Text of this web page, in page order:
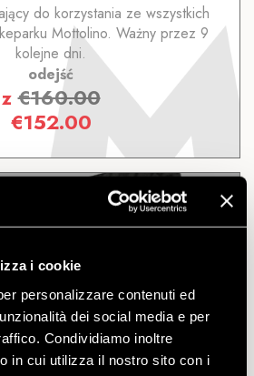
i cookie
personalizzare contenuti ed
dei social media e per
Condividiamo inoltre
in cui utilizza il nostro sito con i
do korzystania ze wszystkich
Mottolino. Ważny przez 9
kolejne dni.
odejść
z€160.00
€152.00
7 DNI